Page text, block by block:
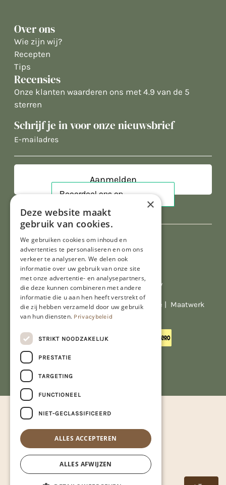
Over ons
Wie zijn wij?
Recepten
Tips
Recensies
Onze klanten waarderen ons met 4.9 van de 5
sterren
Schrijf je in voor onze nieuwsbrief
E-
Al onze prijzen zijn incl. BTW
© Copyright 2026 Limburgs Bakwinkeltje | Maatwerk
website webmix
×
Deze website maakt
gebruik van cookies.
We gebruiken cookies om inhoud en
advertenties te personaliseren en om ons
verkeer te analyseren. We delen ook
informatie over uw gebruik van onze site
met onze advertentie- en analysepartners,
die deze kunnen combineren met andere
informatie die u aan hen heeft verstrekt of
die zij hebben verzameld door uw gebruik
van hun diensten. Privacybeleid
STRIKT NOODZAKELIJK
PRESTATIE
TARGETING
FUNCTIONEEL
NIET-GECLASSIFICEERD
ALLES ACCEPTEREN
ALLES AFWIJZEN